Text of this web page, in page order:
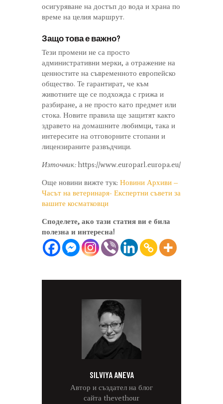
осигуряване на достъп до вода и храна по
време на целия маршрут.
Защо това е важно?
Тези промени не са просто
административни мерки, а отражение на
ценностите на съвременното европейско
общество. Те гарантират, че към
животните ще се подхожда с грижа и
разбиране, а не просто като предмет или
стока. Новите правила ще защитят както
здравето на домашните любимци, така и
интересите на отговорните стопани и
лицензираните развъдчици.
Източник: https://www.europarl.europa.eu/
Още новини вижте тук: Новини Архиви –
Часът на ветеринаря- Експертни съвети за
вашите косматковци
Споделете, ако тази статия ви е била
полезна и интересна!
SILVIYA ANEVA
Автор и създател на блог
сайта thevethour